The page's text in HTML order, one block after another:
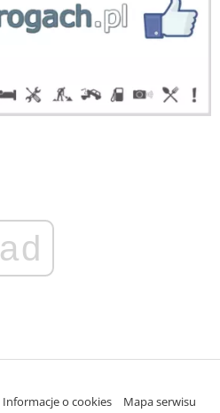
ad
Informacje o cookies
Mapa serwisu